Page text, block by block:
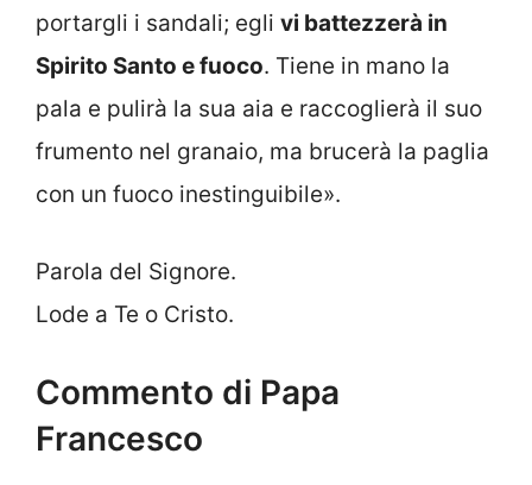
portargli i sandali; egli vi battezzerà in
Spirito Santo e fuoco. Tiene in mano la
pala e pulirà la sua aia e raccoglierà il suo
frumento nel granaio, ma brucerà la paglia
con un fuoco inestinguibile».
Parola del Signore.
Lode a Te o Cristo.
Commento di Papa
Francesco